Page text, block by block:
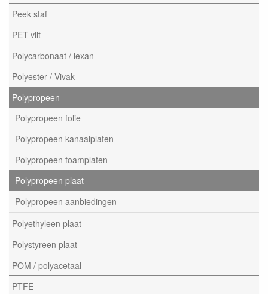
Peek staf
PET-vilt
Polycarbonaat / lexan
Polyester / Vivak
Polypropeen
Polypropeen folie
Polypropeen kanaalplaten
Polypropeen foamplaten
Polypropeen plaat
Polypropeen aanbiedingen
Polyethyleen plaat
Polystyreen plaat
POM / polyacetaal
PTFE